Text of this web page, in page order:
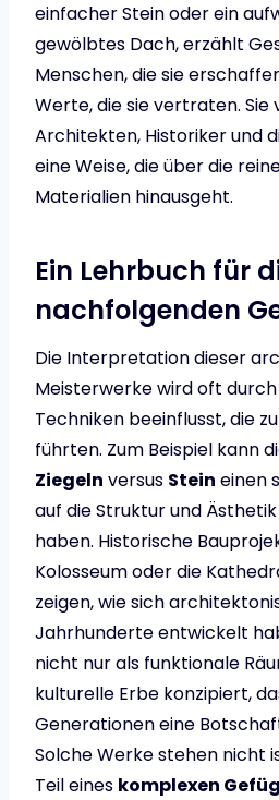
einfacher Stein oder ein
gewölbtes Dach, erzählt
Menschen, die sie
Werte, die sie vertraten. Sie
Architekten, Historiker und
eine Weise, die über die
Materialien hinausgeht.
Ein Lehrbuch für
nachfolgenden
Die Interpretation dieser
Meisterwerke wird oft
Techniken beeinflusst, die
führten. Zum Beispiel kann
Ziegeln versus Stein einen
auf die Struktur und
haben. Historische
Kolosseum oder die
zeigen, wie sich
Jahrhunderte entwickelt
nicht nur als funktionale
kulturelle Erbe konzipiert,
Generationen eine
Solche Werke stehen nicht
Teil eines komplexen